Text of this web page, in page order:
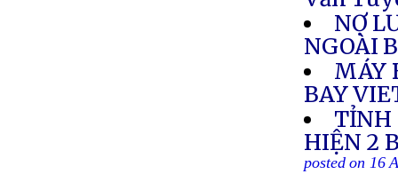
NỢ
NGOÀI
MÁY
BAY
TỈNH
HIỆN 2
posted on 16